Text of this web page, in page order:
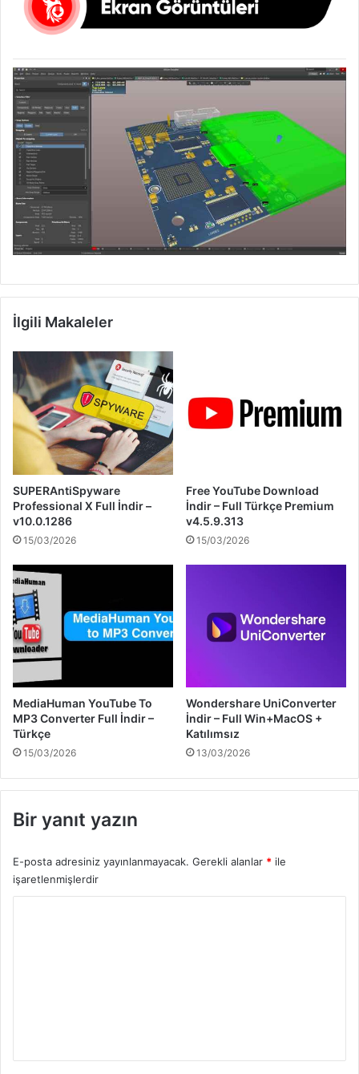
İlgili Makaleler
SUPERAntiSpyware
Professional X Full İndir –
v10.0.1286
15/03/2026
Free YouTube Download
İndir – Full Türkçe Premium
v4.5.9.313
15/03/2026
MediaHuman YouTube To
MP3 Converter Full İndir –
Türkçe
15/03/2026
Wondershare UniConverter
İndir – Full Win+MacOS +
Katılımsız
13/03/2026
Bir yanıt yazın
E-posta adresiniz yayınlanmayacak. Gerekli alanlar * ile
işaretlenmişlerdir